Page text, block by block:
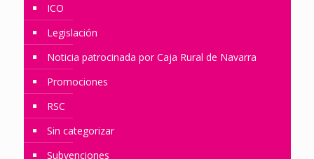
ICO
Legislación
Noticia patrocinada por Caja Rural de Navarra
Promociones
RSC
Sin categorizar
Subvenciones